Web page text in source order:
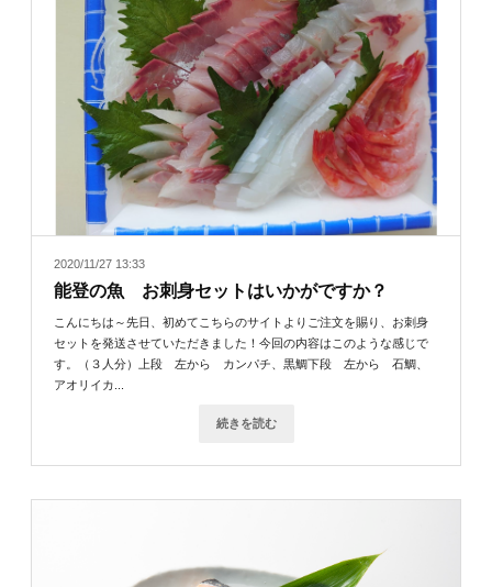
能登の魚 お刺身セットはいかがですか？
2020/11/27 13:33
こんにちは～先日、初めてこちらのサイトよりご注文を賜り、お刺身
セットを発送させていただきました！今回の内容はこのような感じで
す。（３人分）上段 左から カンパチ、黒鯛下段 左から 石鯛、
アオリイカ...
続きを読む